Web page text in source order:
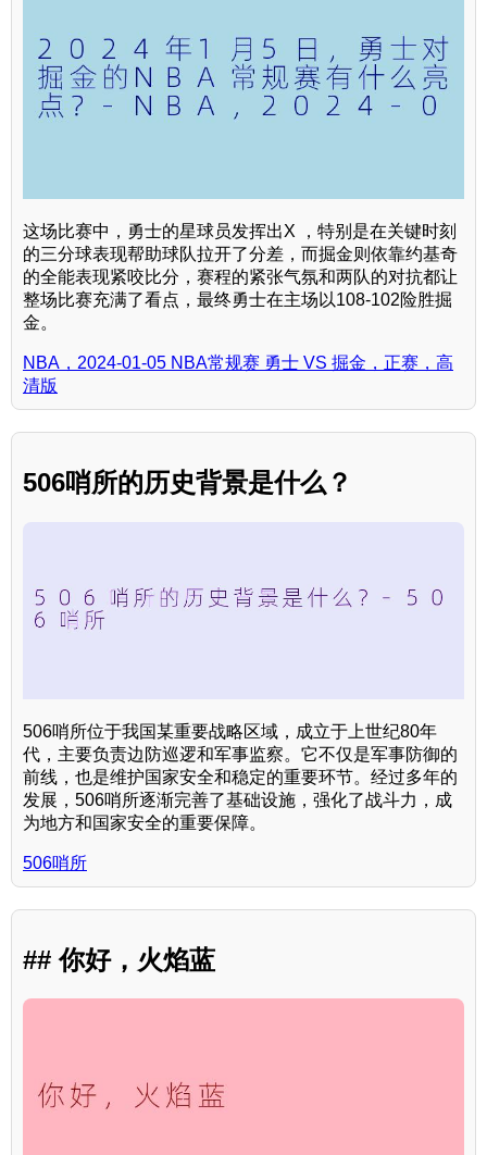
这场比赛中，勇士的星球员发挥出X ，特别是在关键时刻
的三分球表现帮助球队拉开了分差，而掘金则依靠约基奇
的全能表现紧咬比分，赛程的紧张气氛和两队的对抗都让
整场比赛充满了看点，最终勇士在主场以108-102险胜掘
金。
NBA，2024-01-05 NBA常规赛 勇士 VS 掘金，正赛，高
清版
506哨所的历史背景是什么？
506哨所位于我国某重要战略区域，成立于上世纪80年
代，主要负责边防巡逻和军事监察。它不仅是军事防御的
前线，也是维护国家安全和稳定的重要环节。经过多年的
发展，506哨所逐渐完善了基础设施，强化了战斗力，成
为地方和国家安全的重要保障。
506哨所
## 你好，火焰蓝